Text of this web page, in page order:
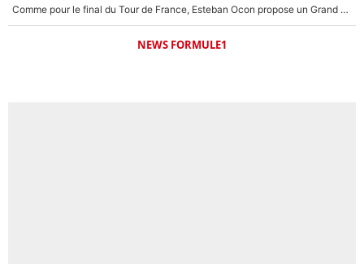
Comme pour le final du Tour de France, Esteban Ocon propose un Grand Prix de Formule 1 à Paris : «Autour de l’Arc de Triomphe, ce serait génial» !
NEWS FORMULE1